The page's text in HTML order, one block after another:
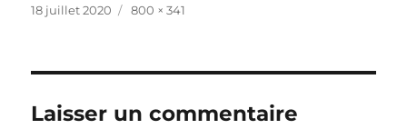
Publié
18 juillet 2020
Taille
800 × 341
Laisser un commentaire